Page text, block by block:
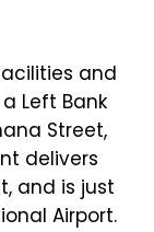
and
Left Bank
Street,
delivers
and is just
Airport.